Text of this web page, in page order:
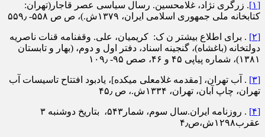
[۱]
. زرگری نژاد، غلامحسین. رسال سیاسی عصر قاجار(تهران:
کتابخانه ملی جمهوری اسلامی ایران، ۱۳۷۹ش.)، ص ص ۵۵۸- ۵۵۹٫
[۲]
. برای اطلاع بیشتر ن ک: کریمیان، علی. وقفنامه قنات ناصریه
دولتخانه (باغشاه)، گنجینه اسناد، دفتر اول و دوم، (بهار و تابستان
۱۳۸۱)، شماره پیاپی ۴۵ و ۴۶، صص ۹۵- ۱۰۹٫
[۳]
. آب تهران، [مقدمه غلامعلی میکده]، یادبود افتتاح تاسیسات آب
تهران، چاپ آبان، تهران، ۱۳۳۴ش.، ص ۴۵٫
[۴]
. روزنامه ایران.سال سوم، شمار۵۴۳، بتاریخ دوشنبه ۳
عقرب۱۲۹۸ش،ص۴٫